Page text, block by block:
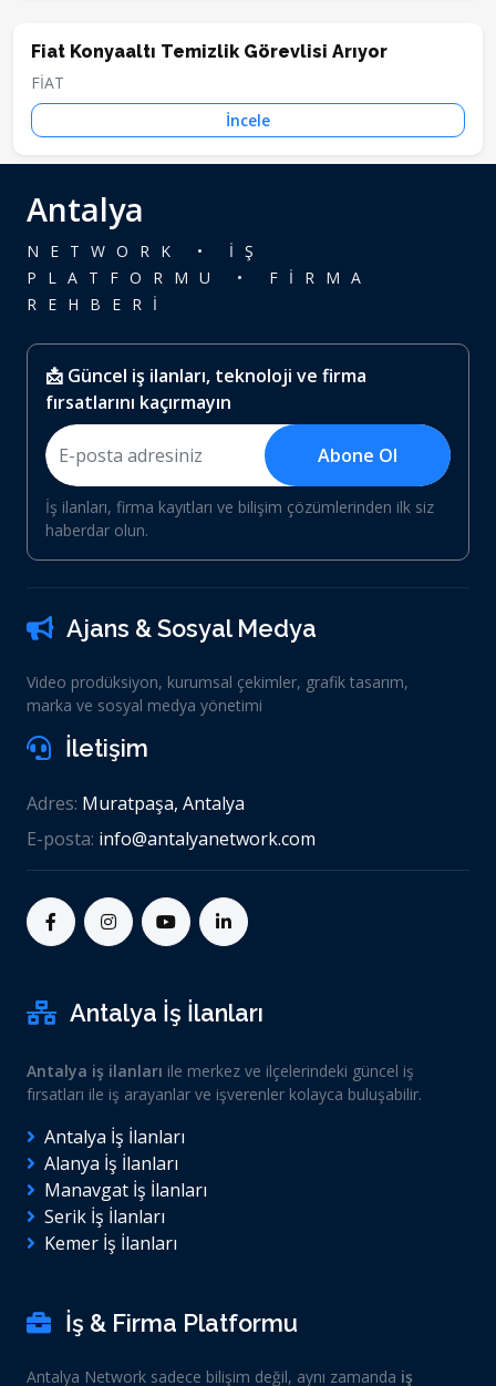
Fiat Konyaaltı Temizlik Görevlisi Arıyor
FİAT
İncele
Antalya
NETWORK • İŞ
PLATFORMU • FİRMA
REHBERİ
📩 Güncel iş ilanları, teknoloji ve firma
fırsatlarını kaçırmayın
Abone Ol
İş ilanları, firma kayıtları ve bilişim çözümlerinden ilk siz
haberdar olun.
Ajans & Sosyal Medya
Video prodüksiyon, kurumsal çekimler, grafik tasarım,
marka ve sosyal medya yönetimi
İletişim
Adres: Muratpaşa, Antalya
E-posta: info@antalyanetwork.com
Antalya İş İlanları
Antalya iş ilanları ile merkez ve ilçelerindeki güncel iş
fırsatları ile iş arayanlar ve işverenler kolayca buluşabilir.
Antalya İş İlanları
Alanya İş İlanları
Manavgat İş İlanları
Serik İş İlanları
Kemer İş İlanları
İş & Firma Platformu
Antalya Network sadece bilişim değil, aynı zamanda iş